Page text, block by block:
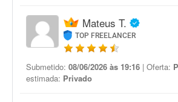
Mateus T.
TOP FREELANCER
Submetido: 08/06/2026 às 19:16 | Oferta:
estimada: Privado